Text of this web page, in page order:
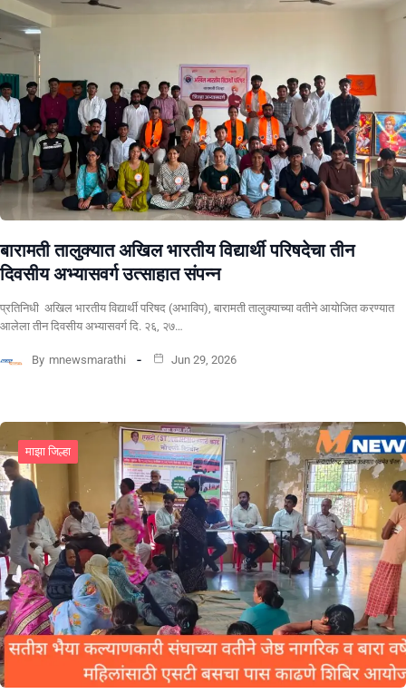
बारामती तालुक्यात अखिल भारतीय विद्यार्थी परिषदेचा तीन
दिवसीय अभ्यासवर्ग उत्साहात संपन्न
प्रतिनिधी अखिल भारतीय विद्यार्थी परिषद (अभाविप), बारामती तालुक्याच्या वतीने आयोजित करण्यात
आलेला तीन दिवसीय अभ्यासवर्ग दि. २६, २७…
By mnewsmarathi Jun 29, 2026
माझा जिल्हा